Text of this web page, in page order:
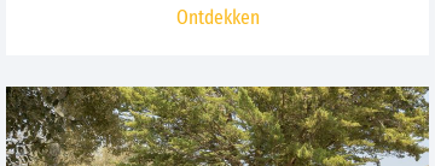
Ontdekken